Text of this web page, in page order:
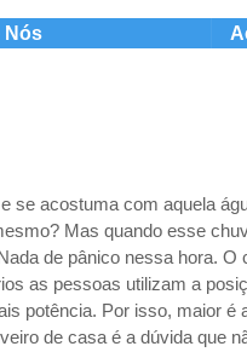
Nós
se acostuma com aquela
Mas quando esse
de pânico nessa hora. O
as pessoas utilizam a
potência. Por isso, maior é
de casa é a dúvida que